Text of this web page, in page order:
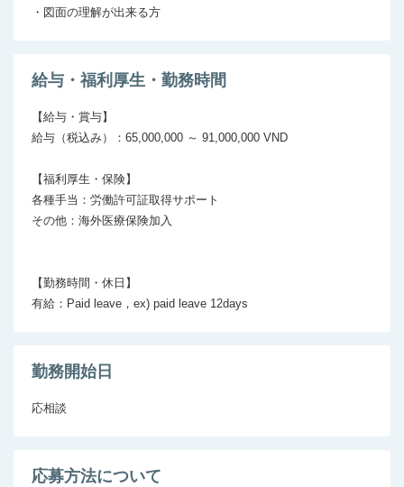
・図面の理解が出来る方
給与・福利厚生・勤務時間
【給与・賞与】
給与（税込み）：65,000,000 ～ 91,000,000 VND
【福利厚生・保険】
各種手当：労働許可証取得サポート
その他：海外医療保険加入
【勤務時間・休日】
勤務開始日
応相談
応募方法について